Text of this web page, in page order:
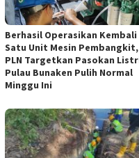
Berhasil Operasikan Kembali
Satu Unit Mesin Pembangkit,
PLN Targetkan Pasokan
Pulau Bunaken Pulih Normal
Minggu Ini